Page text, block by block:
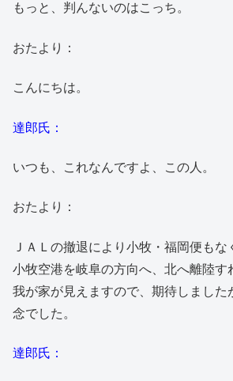
もっと、判んないのはこっち。
おたより：
こんにちは。
達郎氏：
いつも、これなんですよ、この人。
おたより：
ＪＡＬの撤退により小牧・福岡便もな
小牧空港を岐阜の方向へ、北へ離陸す
我が家が見えますので、期待しました
念でした。
達郎氏：